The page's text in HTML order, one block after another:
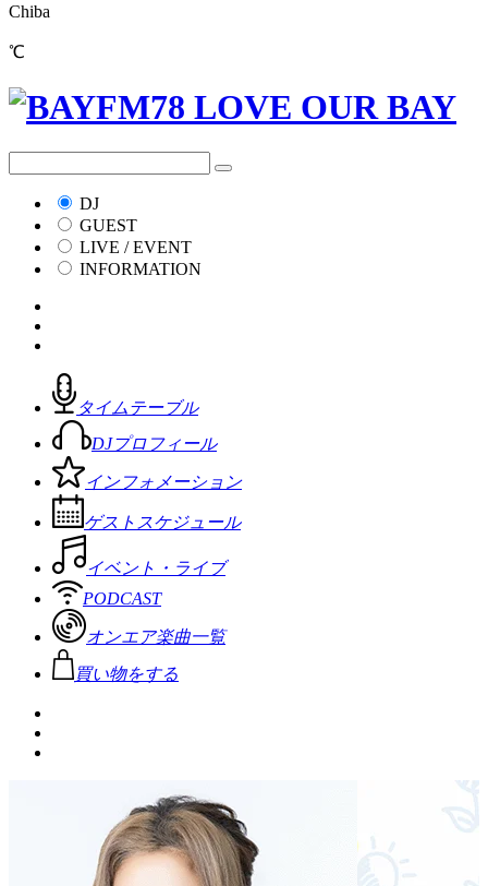
Chiba
℃
DJ
GUEST
LIVE / EVENT
INFORMATION
タイムテーブル
DJプロフィール
インフォメーション
ゲストスケジュール
イベント・ライブ
PODCAST
オンエア楽曲一覧
買い物をする